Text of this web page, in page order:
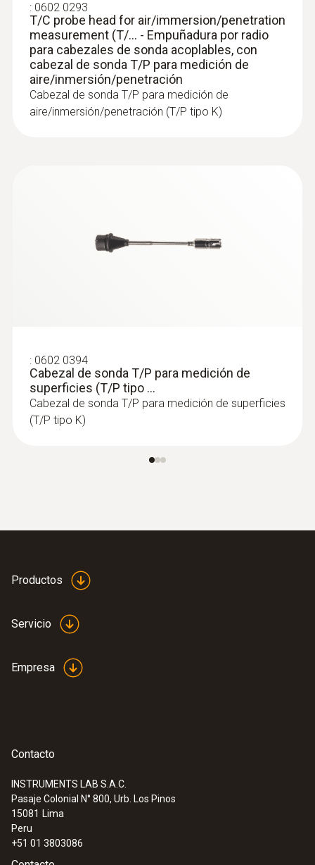
:0560 1108
testo 110 - Termómetro NTC de 1 canal
multifuncional
testo 435-2 - Medidor multifunción
: 0602 0293
T/C probe head for air/immersion/penetration
measurement (T/... - Empuñadura por radio
para cabezales de sonda acoplables, con
cabezal de sonda T/P para medición de
aire/inmersión/penetración
Cabezal de sonda T/P para medición de
aire/inmersión/penetración (T/P tipo K)
: 0602 0394
Cabezal de sonda T/P para medición de
superficies (T/P tipo ...
Cabezal de sonda T/P para medición de superficies
(T/P tipo K)
Productos
Servicio
Empresa
Contacto
INSTRUMENTS LAB S.A.C.
Pasaje Colonial N° 800, Urb. Los Pinos
15081 Lima
Peru
+51 01 3803086